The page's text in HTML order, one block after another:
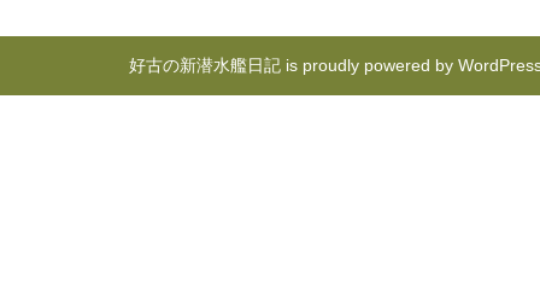
好古の新潜水艦日記 is proudly powered by